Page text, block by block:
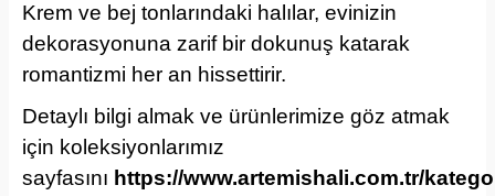
Krem ve bej tonlarındaki halılar, evinizin
dekorasyonuna zarif bir dokunuş katarak
romantizmi her an hissettirir.
Detaylı bilgi almak ve ürünlerimize göz atmak
için koleksiyonlarımız
sayfasını https://www.artemishali.com.tr/